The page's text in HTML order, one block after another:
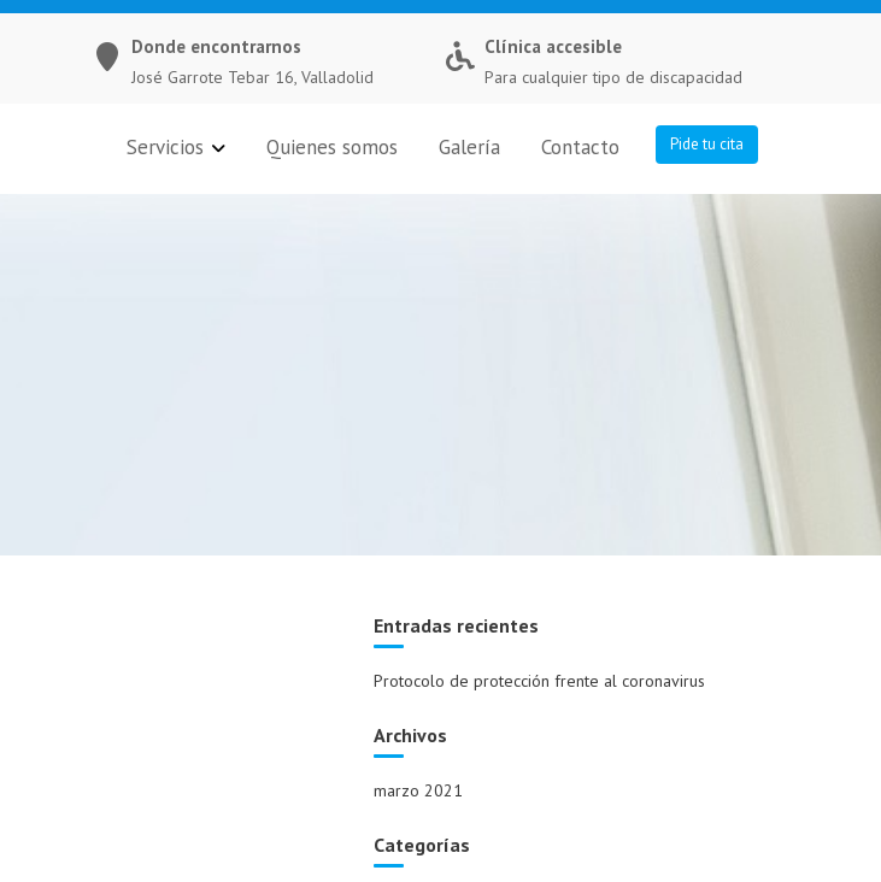
Donde encontrarnos
José Garrote Tebar 16, Valladolid
Clínica accesible
Para cualquier tipo de discapacidad
Pide tu cita
Servicios Quienes somos Galería Contacto
Entradas recientes
Protocolo de protección frente al coronavirus
Archivos
marzo 2021
Categorías